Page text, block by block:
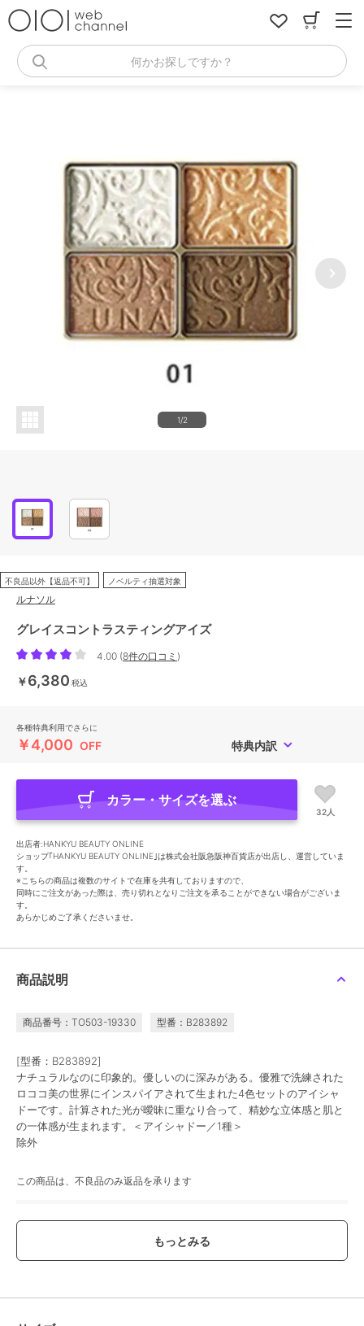
何かお探しですか？
1/2
不良品以外【返品不可】 ノベルティ抽選対象
ルナソル
グレイスコントラスティングアイズ
4.00 (8件の口コミ )
￥6,380 税込
各種特典利用でさらに
￥4,000 OFF 特典内訳
カラー・サイズを選ぶ
32人
出店者:HANKYU BEAUTY ONLINE
ショップ｢HANKYU BEAUTY ONLINE｣は株式会社阪急阪神百貨店が出店し、運営していま
す。
※こちらの商品は複数のサイトで在庫を共有しておりますので、
同時にご注文があった際は、売り切れとなりご注文を承ることができない場合がございま
す。
あらかじめご了承くださいませ。
商品説明
商品番号：TO503-19330 型番：B283892
[型番：B283892]
ナチュラルなのに印象的。優しいのに深みがある。優雅で洗練された
ロココ美の世界にインスパイアされて生まれた4色セットのアイシャ
ドーです。計算された光が曖昧に重なり合って、精妙な立体感と肌と
の一体感が生まれます。＜アイシャドー／1種＞
除外
この商品は、不良品のみ返品を承ります
ブランド ルナソル
ルナソル ／阪急ビューティーオ